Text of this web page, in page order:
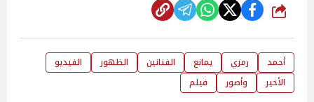
شارك
أحمد رمزي يمانع الفنانين الظهور
الفيديو
الأخير
وأصور فيلم